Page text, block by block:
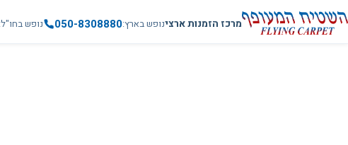
מרכז הזמנות ארצינופש בארץ050-8308880 נופש בחו"ל